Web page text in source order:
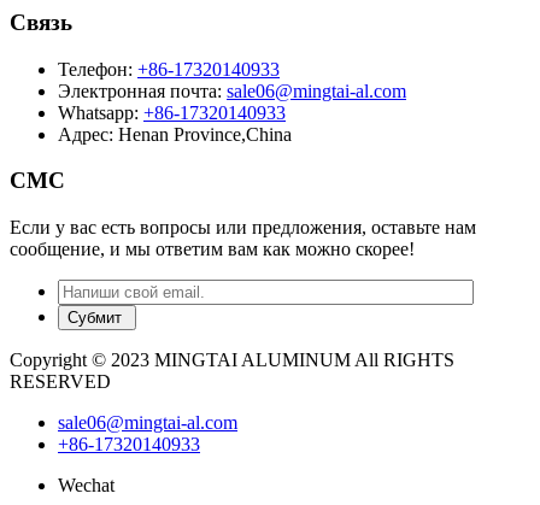
Свойства алюминиевого листа 3003 H14 для штамповки
Полный обзор свойств алюминиевого листа 3003 H14 для
штамповки. Технические характер...
Узнать больше
Алюминиевый рулон 3004 для кровли отзывы
Прочная кровля из алюминиевого рулона 3004: отзывы,
преимущества и советы экспертов...
Узнать больше
Мы стремимся использовать алюминий для обогрева тысяч
домов, помещений и коммунальных служб, транспорта,
аэрокосмической промышленности, чтобы построить более